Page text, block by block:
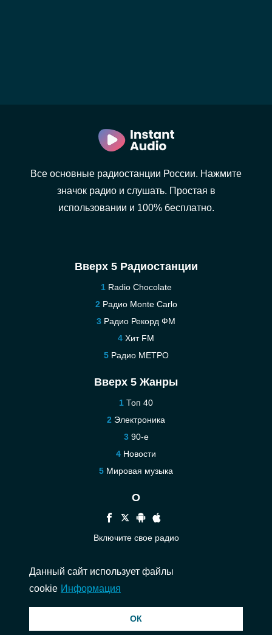
Все основные радиостанции России. Нажмите
значок радио и слушать. Простая в
использовании и 100% бесплатно.
Вверх 5 Радиостанции
Radio Chocolate
Радио Monte Carlo
Радио Рекорд ФМ
Хит FM
Радио МЕТРО
Вверх 5 Жанры
Топ 40
Электроника
90-е
Новости
Мировая музыка
О
Включите свое радио
Связаться
конфиденциальности
Данный сайт использует файлы
cookie Информация
ОК